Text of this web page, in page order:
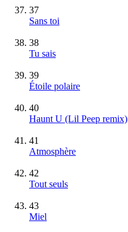
37
Sans toi
38
Tu sais
39
Étoile polaire
40
Haunt U (Lil Peep remix)
41
Atmosphère
42
Tout seuls
43
Miel